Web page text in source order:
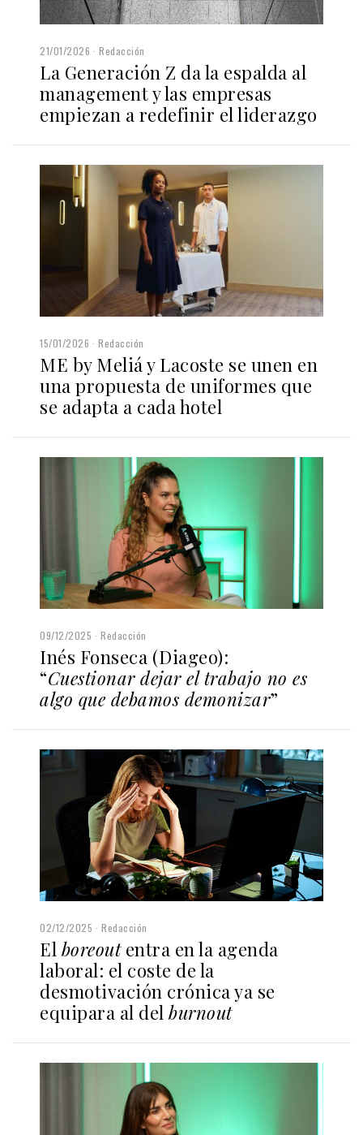
21/01/2026 Redacción
La Generación Z da la espalda al
management y las empresas
empiezan a redefinir el liderazgo
15/01/2026 Redacción
ME by Meliá y Lacoste se unen en
una propuesta de uniformes que
se adapta a cada hotel
09/12/2025 Redacción
Inés Fonseca (Diageo):
“Cuestionar dejar el trabajo no es
algo que debamos demonizar”
02/12/2025 Redacción
El boreoutentra en la agenda
laboral: el coste de la
desmotivación crónica ya se
equipara al del burnout